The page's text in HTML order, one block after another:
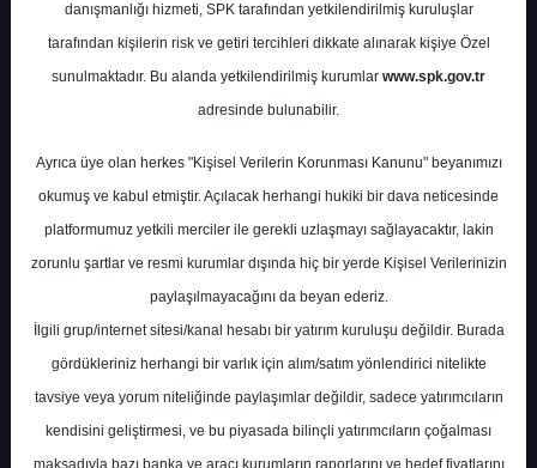
OYAK Çimento 1Ç24
Analist Toplantı Notu
A- A+
danışmanlığı hizmeti, SPK tarafından yetkilendirilmiş kuruluşlar
tarafından kişilerin risk ve getiri tercihleri dikkate alınarak kişiye Özel
sunulmaktadır. Bu alanda yetkilendirilmiş kurumlar www.spk.gov.tr
adresinde bulunabilir.
Ayrıca üye olan herkes "Kişisel Verilerin Korunması Kanunu" beyanımızı
okumuş ve kabul etmiştir. Açılacak herhangi hukiki bir dava neticesinde
platformumuz yetkili merciler ile gerekli uzlaşmayı sağlayacaktır, lakin
zorunlu şartlar ve resmi kurumlar dışında hiç bir yerde Kişisel Verilerinizin
paylaşılmayacağını da beyan ederiz.
İlgili grup/internet sitesi/kanal hesabı bir yatırım kuruluşu değildir. Burada
gördükleriniz herhangi bir varlık için alım/satım yönlendirici nitelikte
tavsiye veya yorum niteliğinde paylaşımlar değildir, sadece yatırımcıların
kendisini geliştirmesi, ve bu piyasada bilinçli yatırımcıların çoğalması
maksadıyla bazı banka ve aracı kurumların raporlarını ve hedef fiyatlarını